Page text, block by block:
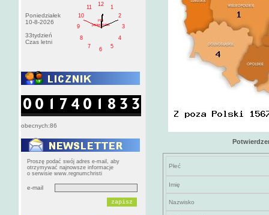
Poniedziałek
10-8-2026
33tydzień
Czas letni
1
2
3
4
5
6
7
8
9
10
11
12
PM
poniedziałek
obecnych:86
Proszę podać swój adres e-mail, aby
otrzymywać najnowsze informacje
o serwisie www.regnumchristi
e-mail
Płeć
Imię
Nazwisko